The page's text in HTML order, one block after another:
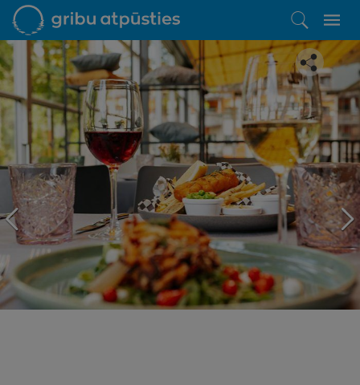
Iepatikās šis piedāvājums?
Līdz brīnišķīgai atpūtai atlikuši tikai daži soļi
PĒRKU